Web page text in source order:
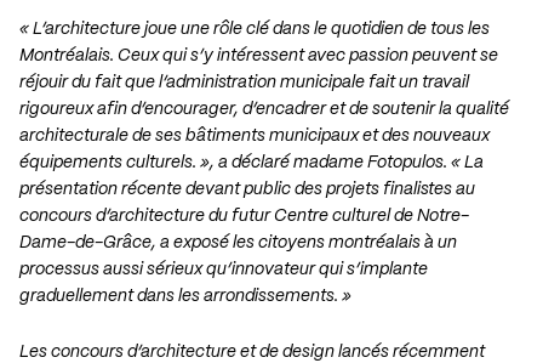
« L’architecture joue une rôle clé dans le quotidien de tous les
Montréalais. Ceux qui s’y intéressent avec passion peuvent se
réjouir du fait que l’administration municipale fait un travail
rigoureux afin d’encourager, d’encadrer et de soutenir la qualité
architecturale de ses bâtiments municipaux et des nouveaux
équipements culturels. », a déclaré madame Fotopulos. « La
présentation récente devant public des projets finalistes au
concours d’architecture du futur Centre culturel de Notre-
Dame-de-Grâce, a exposé les citoyens montréalais à un
processus aussi sérieux qu’innovateur qui s’implante
graduellement dans les arrondissements. »
Les concours d’architecture et de design lancés récemment